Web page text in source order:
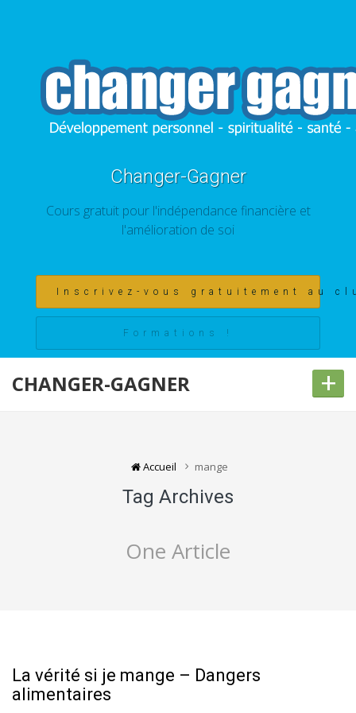
Changer-Gagner
Cours gratuit pour l'indépendance financière et
l'amélioration de soi
Inscrivez-vous gratuitement au
Formations !
CHANGER-GAGNER +
Accueil mange
Tag Archives
One Article
La vérité si je mange – Dangers
alimentaires